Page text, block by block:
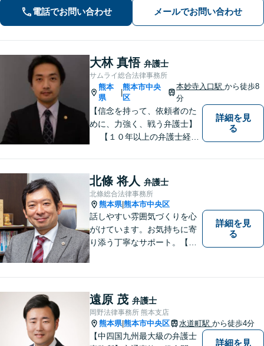
局・証券会社」勤務で培った税の知識
を生かし、依頼者に寄り添った強いパ
電話でお問い合わせ メールでお問い合わせ
大林 真悟 弁護士
サムライ総合法律事務所
熊本
県
|
熊本市中央
区
本妙寺入口駅から徒歩8
分
【信念を持って、依頼者のた
めに、力強く、戦う弁護士】
【１０年以上の弁護士経
等の男女トラブル、③顧問弁
護の３つの分野に力を注ぐ弁
護士】
詳細を見
る
北條 将人 弁護士
北條総合法律事務所
熊本県|熊本市中央区
話しやすい雰囲気づくりを心
がけています。お気持ちに寄
り添う丁寧なサポート。【借
用】証拠集めから手厚くサポ
ート。企業からのご相談も承
ります【交通事故】弁護士費
用特約の利用可【夜間・休日
面談可】
詳細を見
る
遠原 茂 弁護士
岡野法律事務所 熊本支店
熊本県|熊本市中央区 水道町駅 から徒歩4分
【中四国九州最大級の弁護士
詳細を見